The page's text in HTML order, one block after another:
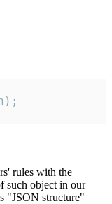
rules with the
such object in our
"JSON structure"